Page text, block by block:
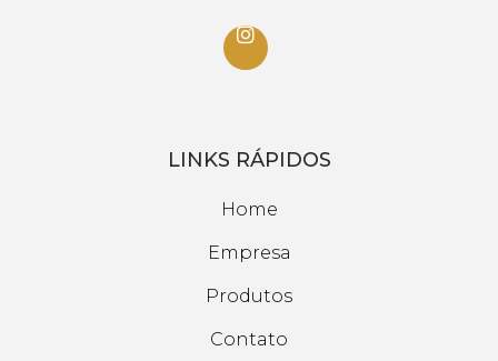
LINKS RÁPIDOS
Home
Empresa
Produtos
Contato